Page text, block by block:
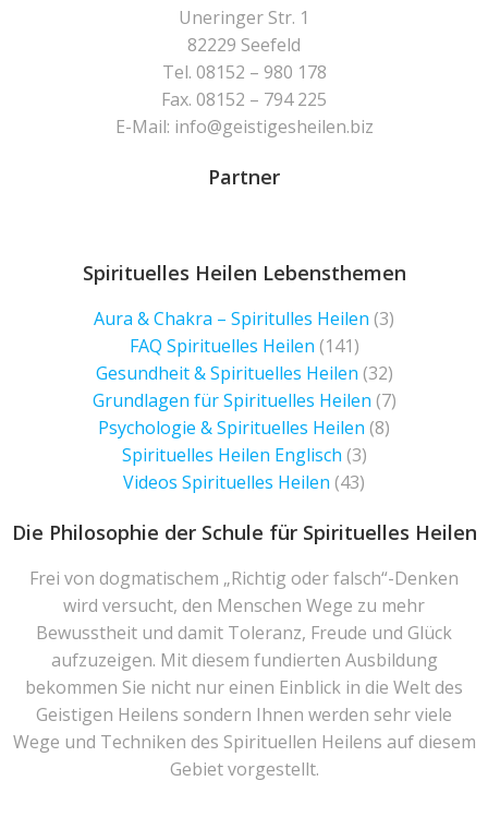
Uneringer Str. 1
82229 Seefeld
Tel. 08152 – 980 178
Fax. 08152 – 794 225
E-Mail: info@geistigesheilen.biz
Partner
Spirituelles Heilen Lebensthemen
Aura & Chakra – Spiritulles Heilen (3)
FAQ Spirituelles Heilen (141)
Gesundheit & Spirituelles Heilen (32)
Grundlagen für Spirituelles Heilen (7)
Psychologie & Spirituelles Heilen (8)
Spirituelles Heilen Englisch (3)
Videos Spirituelles Heilen (43)
Die Philosophie der Schule für Spirituelles Heilen
Frei von dogmatischem „Richtig oder falsch“-Denken
wird versucht, den Menschen Wege zu mehr
Bewusstheit und damit Toleranz, Freude und Glück
aufzuzeigen. Mit diesem fundierten Ausbildung
bekommen Sie nicht nur einen Einblick in die Welt des
Geistigen Heilens sondern Ihnen werden sehr viele
Wege und Techniken des Spirituellen Heilens auf diesem
Gebiet vorgestellt.